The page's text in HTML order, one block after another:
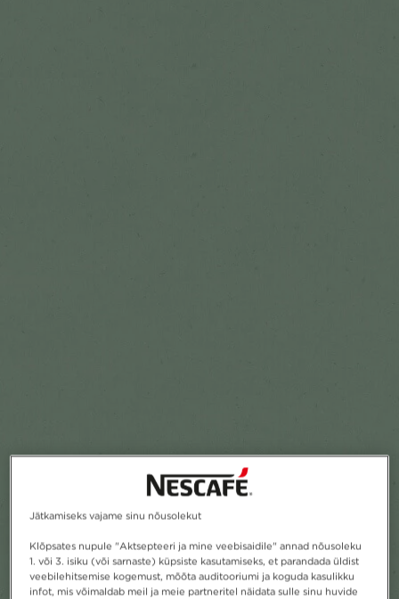
Jätkamiseks vajame sinu nõusolekut
Klõpsates nupule "Aktsepteeri ja mine veebisaidile" annad nõusoleku
1. või 3. isiku (või sarnaste) küpsiste kasutamiseks, et parandada üldist
veebilehitsemise kogemust, mõõta auditooriumi ja koguda kasulikku
infot, mis võimaldab meil ja meie partneritel näidata sulle sinu huvide